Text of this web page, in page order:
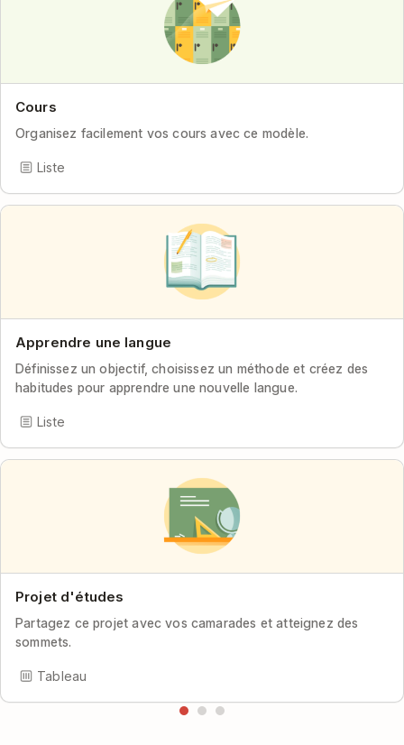
Cours
Organisez facilement vos cours avec ce modèle.
Liste
Apprendre une langue
Définissez un objectif, choisissez un méthode et créez des
habitudes pour apprendre une nouvelle langue.
Liste
Projet d'études
Partagez ce projet avec vos camarades et atteignez des
sommets.
Tableau